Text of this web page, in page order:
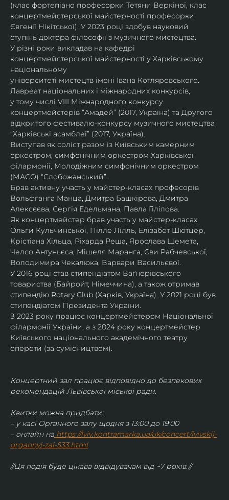
(клас фортепіано професорки Тетяни Веркіної, клас
концертмейстерської майстерності професорки
Євгенії Нікітської). У 2023 році здобув науковий
ступінь доктора філософії з музичного мистецтва.
У різні роки викладав на кафедрі
концертмейстерської майстерності у Харківському
національному
університеті мистецтв імені Івана Котляревського.
Лавреат національних і міжнародних конкурсів,
у тому числі VIII Міжнародного конкурсу
концертмейстерів “Амадей” (2017, Україна) та Другого
відкритого фестивалю-конкурсу музичного мистецтва
“Харківські асамблеї” (2017, Україна).
Виступав як соліст разом із Київським камерним
оркестром, симфонічним оркестром Харківської
філармонії, Молодіжним симфонічним оркестром
(МАСО) “Слобожанський”.
Брав активну участь у майстер-класах професорів
Вольфганга Манца, Дмитра Башкірова, Дмитра
Алексєєва, Сергія Едельмана, Павла Гілілова.
Як концертмейстер брав участь у майстер-класах
Ольги Кульчинської, Пілле Лілль, Елізабет Шютцер,
Крістіана Хільца, Ріхарда Реша, Ярослава Шемета,
Челсо Антуньєса, Мішеля Маранга, Єви Рабчевської,
Володимира Чекалюка, Варвари Васильєвої.
У 2016 році став стипендіатом Ваґнерівського
товариства (Байройт, Німеччина), а також отримав
стипендію Rotary Club (Харків, Україна). У 2021 році був
стипендіатом Президента України.
З 2023 року працює концертмейстером Національної
філармонії України, а з 2024 року концертмейстер
Київського національного академічного театру
оперети (за сумісництвом).
Концертний зал працює відповідно до безпекових
рекомендацій Львівської міської ради.
Квитки можна придбати:
– у касі Органного залу щодня з 13:00 до 19:00
– онлайн на https://lviv.kontramarka.ua/uk/concert/lvivskij-
organnyj-zal-533.html
//Ця подія буде цікава відвідувачам від ~7 років.//